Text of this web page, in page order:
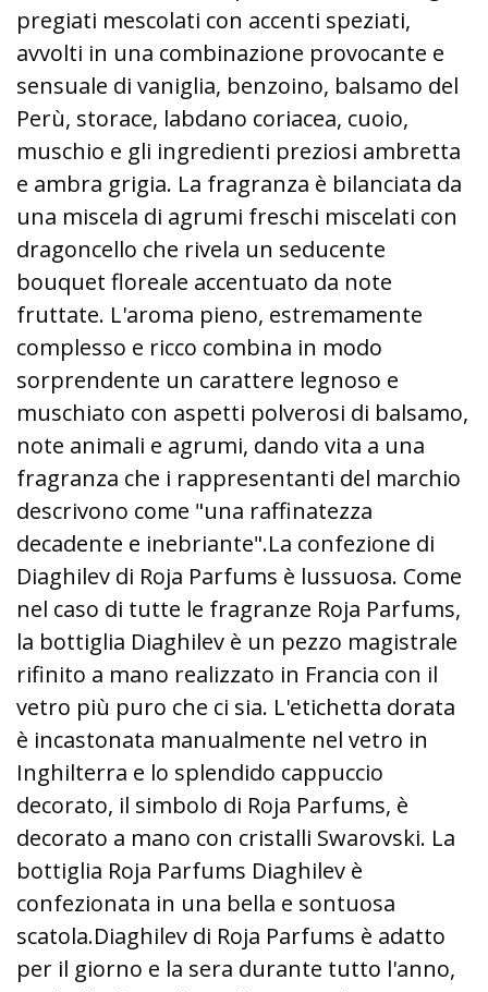
pregiati mescolati con accenti speziati,
avvolti in una combinazione provocante e
sensuale di vaniglia, benzoino, balsamo del
Perù, storace, labdano coriacea, cuoio,
muschio e gli ingredienti preziosi ambretta
e ambra grigia. La fragranza è bilanciata da
una miscela di agrumi freschi miscelati con
dragoncello che rivela un seducente
bouquet floreale accentuato da note
fruttate. L'aroma pieno, estremamente
complesso e ricco combina in modo
sorprendente un carattere legnoso e
muschiato con aspetti polverosi di balsamo,
note animali e agrumi, dando vita a una
fragranza che i rappresentanti del marchio
descrivono come "una raffinatezza
decadente e inebriante".La confezione di
Diaghilev di Roja Parfums è lussuosa. Come
nel caso di tutte le fragranze Roja Parfums,
la bottiglia Diaghilev è un pezzo magistrale
rifinito a mano realizzato in Francia con il
vetro più puro che ci sia. L'etichetta dorata
è incastonata manualmente nel vetro in
Inghilterra e lo splendido cappuccio
decorato, il simbolo di Roja Parfums, è
decorato a mano con cristalli Swarovski. La
bottiglia Roja Parfums Diaghilev è
confezionata in una bella e sontuosa
scatola.Diaghilev di Roja Parfums è adatto
per il giorno e la sera durante tutto l'anno,